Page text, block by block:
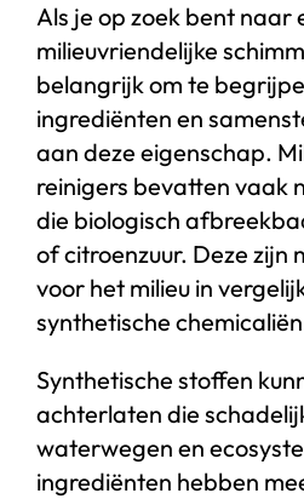
Als je op zoek bent naar
milieuvriendelijke
belangrijk om te
ingrediënten en
aan deze eigenschap.
reinigers bevatten vaak
die biologisch
of citroenzuur. Deze zijn
voor het milieu in
synthetische
Synthetische stoffen
achterlaten die
waterwegen en
ingrediënten hebben